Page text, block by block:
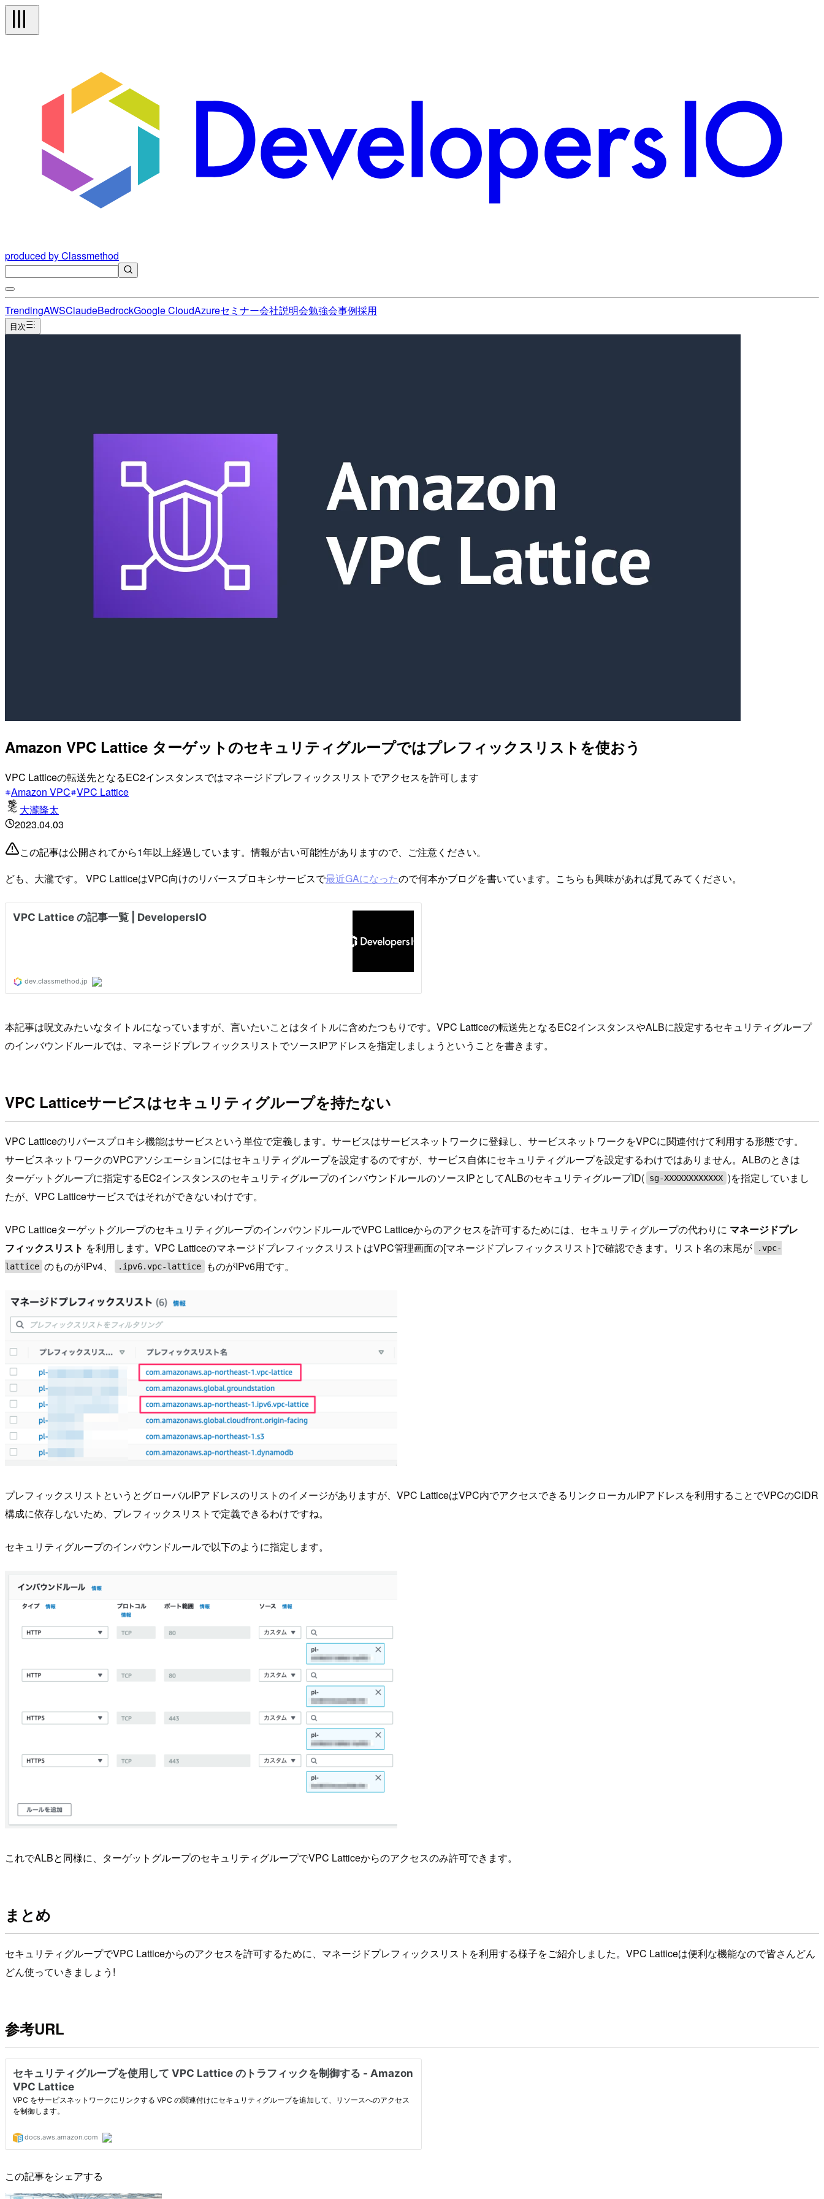
produced by Classmethod
TrendingAWSClaudeBedrockGoogle CloudAzureセミナー会社説明会勉強会事例採用
目次
Amazon VPC Lattice ターゲットのセキュリティグループではプレフィックスリストを使おう
VPC Latticeの転送先となるEC2インスタンスではマネージドプレフィックスリストでアクセスを許可します
Amazon VPC VPC Lattice
大瀧隆太
2023.04.03
この記事は公開されてから1年以上経過しています。情報が古い可能性がありますので、ご注意ください。
ども、大瀧です。 VPC LatticeはVPC向けのリバースプロキシサービスで最近GAになったので何本かブログを書いています。こちらも興味があれば見てみてください。
本記事は呪文みたいなタイトルになっていますが、言いたいことはタイトルに含めたつもりです。VPC Latticeの転送先となるEC2インスタンスやALBに設定するセキュリティグループ
のインバウンドルールでは、マネージドプレフィックスリストでソースIPアドレスを指定しましょうということを書きます。
VPC Latticeサービスはセキュリティグループを持たない
VPC Latticeのリバースプロキシ機能はサービスという単位で定義します。サービスはサービスネットワークに登録し、サービスネットワークをVPCに関連付けて利用する形態です。
サービスネットワークのVPCアソシエーションにはセキュリティグループを設定するのですが、サービス自体にセキュリティグループを設定するわけではありません。ALBのときは
ターゲットグループに指定するEC2インスタンスのセキュリティグループのインバウンドルールのソースIPとしてALBのセキュリティグループID( sg-XXXXXXXXXXXX )を指定していまし
たが、VPC Latticeサービスではそれができないわけです。
VPC LatticeターゲットグループのセキュリティグループのインバウンドルールでVPC Latticeからのアクセスを許可するためには、セキュリティグループの代わりに マネージドプレ
フィックスリスト を利用します。VPC LatticeのマネージドプレフィックスリストはVPC管理画面の[マネージドプレフィックスリスト]で確認できます。リスト名の末尾が
.vpc-
lattice のものがIPv4、 .ipv6.vpc-lattice ものがIPv6用です。
プレフィックスリストというとグローバルIPアドレスのリストのイメージがありますが、VPC LatticeはVPC内でアクセスできるリンクローカルIPアドレスを利用することでVPCのCIDR
構成に依存しないため、プレフィックスリストで定義できるわけですね。
セキュリティグループのインバウンドルールで以下のように指定します。
これでALBと同様に、ターゲットグループのセキュリティグループでVPC Latticeからのアクセスのみ許可できます。
まとめ
セキュリティグループでVPC Latticeからのアクセスを許可するために、マネージドプレフィックスリストを利用する様子をご紹介しました。VPC Latticeは便利な機能なので皆さんどん
どん使っていきましょう!
参考URL
この記事をシェアする